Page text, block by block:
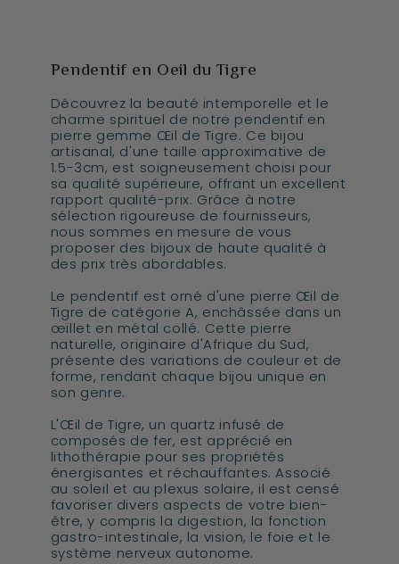
Pendentif en Oeil du Tigre
Découvrez la beauté intemporelle et le
charme spirituel de notre pendentif en
pierre gemme Œil de Tigre. Ce bijou
artisanal, d'une taille approximative de
1.5-3cm, est soigneusement choisi pour
sa qualité supérieure, offrant un excellent
rapport qualité-prix. Grâce à notre
sélection rigoureuse de fournisseurs,
nous sommes en mesure de vous
proposer des bijoux de haute qualité à
des prix très abordables.
Le pendentif est orné d'une pierre Œil de
Tigre de catégorie A, enchâssée dans un
œillet en métal collé. Cette pierre
naturelle, originaire d'Afrique du Sud,
présente des variations de couleur et de
forme, rendant chaque bijou unique en
son genre.
L'Œil de Tigre, un quartz infusé de
composés de fer, est apprécié en
lithothérapie pour ses propriétés
énergisantes et réchauffantes. Associé
au soleil et au plexus solaire, il est censé
favoriser divers aspects de votre bien-
être, y compris la digestion, la fonction
gastro-intestinale, la vision, le foie et le
système nerveux autonome.